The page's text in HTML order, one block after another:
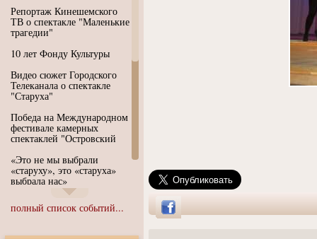
Репортаж Кинешемского
ТВ о спектакле "Маленькие
трагедии"
10 лет Фонду Культуры
Видео сюжет Городского
Телеканала о спектакле
"Старуха"
Победа на Международном
фестивале камерных
спектаклей "Островский
«Это не мы выбрали
«старуху», это «старуха»
выбрала нас»
Иммерсивный спектакль
"Язык чистого полета
полный список событий...